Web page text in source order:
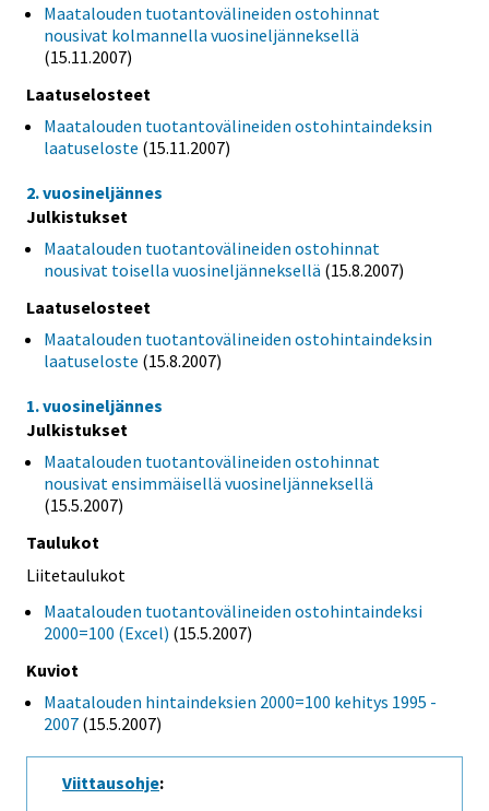
Maatalouden tuotantovälineiden ostohinnat
nousivat kolmannella vuosineljänneksellä
(15.11.2007)
Laatuselosteet
Maatalouden tuotantovälineiden ostohintaindeksin
laatuseloste (15.11.2007)
2. vuosineljännes
Julkistukset
Maatalouden tuotantovälineiden ostohinnat
nousivat toisella vuosineljänneksellä (15.8.2007)
Laatuselosteet
Maatalouden tuotantovälineiden ostohintaindeksin
laatuseloste (15.8.2007)
1. vuosineljännes
Julkistukset
Maatalouden tuotantovälineiden ostohinnat
nousivat ensimmäisellä vuosineljänneksellä
(15.5.2007)
Taulukot
Liitetaulukot
Maatalouden tuotantovälineiden ostohintaindeksi
2000=100 (Excel) (15.5.2007)
Kuviot
Maatalouden hintaindeksien 2000=100 kehitys 1995 -
2007 (15.5.2007)
Viittausohje: